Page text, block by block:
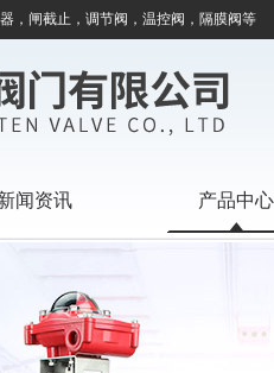
，闸截止，调节阀，温控阀，隔膜阀等
闻资讯 产品中心